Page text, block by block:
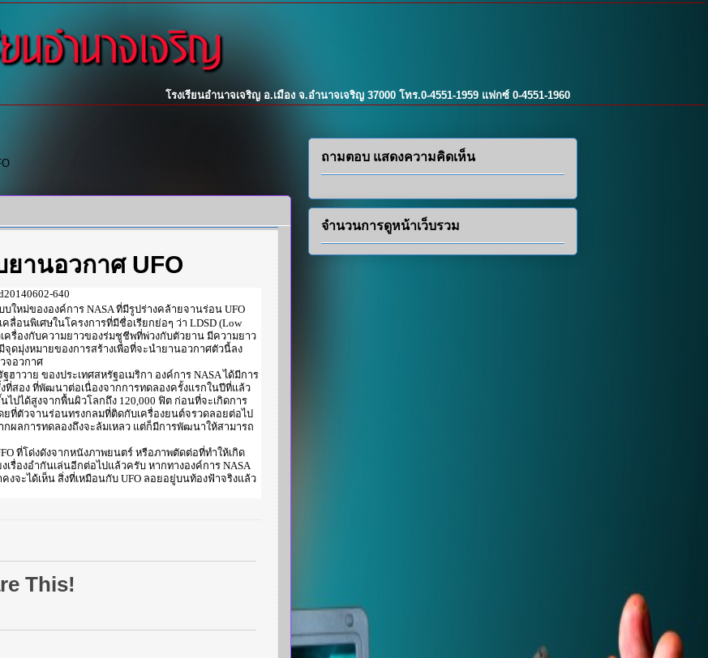
โรงเรียนอำนาจเจริญ อ.เมือง จ.อำนาจเจริญ 37000 โทร.0-4551-1959 แฟกซ์ 0-4551-1960
านอวกาศ UFO
ใหม่ขององค์การ NASA ที่มีรูปร่างคล้ายจานร่อน UFO
อนพิเศษในโครงการที่มีชื่อเรียกย่อๆ ว่า LDSD (Low
เครื่องกับความยาวของร่มชูชีพที่พ่วงกับตัวยาน มีความยาว
จุดมุ่งหมายของการสร้างเพื่อที่จะนำยานอวกาศตัวนี้ลง
จอวกาศ
าวาย ของประเทศสหรัฐอเมริกา องค์การ NASA ได้มีการ
ที่สอง ที่พัฒนาต่อเนื่องจากการทดลองครั้งแรกในปีที่แล้ว
ปได้สูงจากพื้นผิวโลกถึง 120,000 ฟิต ก่อนที่จะเกิดการ
ที่ตัวจานร่อนทรงกลมที่ติดกับเครื่องยนต์จรวดลอยต่อไป
กผลการทดลองถึงจะล้มเหลว แต่ก็มีการพัฒนาให้สามารถ
ที่โด่งดังจากหนังภาพยนตร์ หรือภาพตัดต่อที่ทำให้เกิด
รื่องอำกันเล่นอีกต่อไปแล้วครับ หากทางองค์การ NASA
งจะได้เห็น สิ่งที่เหมือนกับ UFO ลอยอยู่บนท้องฟ้าจริงแล้ว
This!
ถามตอบ แสดงความคิดเห็น
จำนวนการดูหน้าเว็บรวม